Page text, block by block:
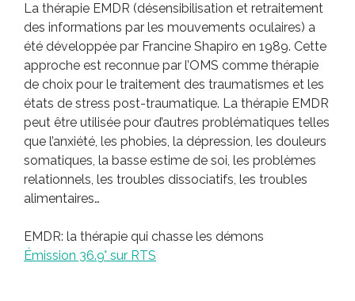
La thérapie EMDR (désensibilisation et retraitement
des informations par les mouvements oculaires) a
été développée par Francine Shapiro en 1989. Cette
approche est reconnue par l’OMS comme thérapie
de choix pour le traitement des traumatismes et les
états de stress post-traumatique. La thérapie EMDR
peut être utilisée pour d’autres problématiques telles
que l’anxiété, les phobies, la dépression, les douleurs
somatiques, la basse estime de soi, les problèmes
relationnels, les troubles dissociatifs, les troubles
alimentaires…
EMDR: la thérapie qui chasse les démons
Émission 36.9° sur RTS